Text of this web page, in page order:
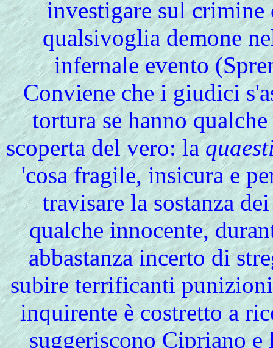
investigare sul crimine
qualsivoglia demone
infernale evento
Convieneche i giudici
tortura se hanno
scoperta del vero: la
'cosa fragile, insicura e
travisare la sostanza
qualche innocente,
abbastanza incerto di
subire terrificanti
inquirente è costretto a
suggeriscono Cipriano e